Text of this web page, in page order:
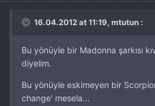
16.04.2012 at 11:19, mtutun :
Bu yönüyle bir Madonna şarkısı
diyelim.
Bu yönüyle eskimeyen bir
change' mesela...